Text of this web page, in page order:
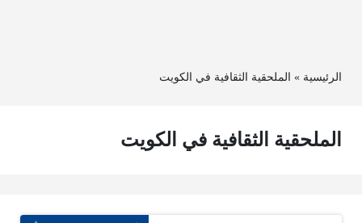
الرئيسية » الملحقية الثقافية في الكويت
الملحقية الثقافية في الكويت